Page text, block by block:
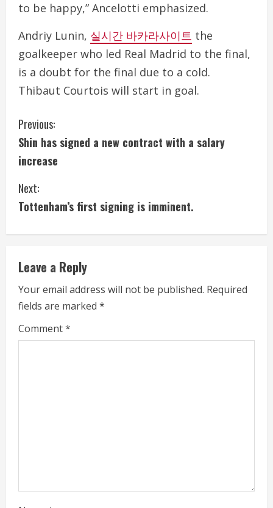
to be happy,” Ancelotti emphasized.
Andriy Lunin, 실시간 바카라사이트 the
goalkeeper who led Real Madrid to the final,
is a doubt for the final due to a cold.
Thibaut Courtois will start in goal.
C
o
n
t
i
n
u
e
R
g
Previous:
Shin has signed a new contract with a salary
increase
Next:
Tottenham’s first signing is imminent.
Leave a Reply
Your email address will not be published. Required
fields are marked *
Comment*